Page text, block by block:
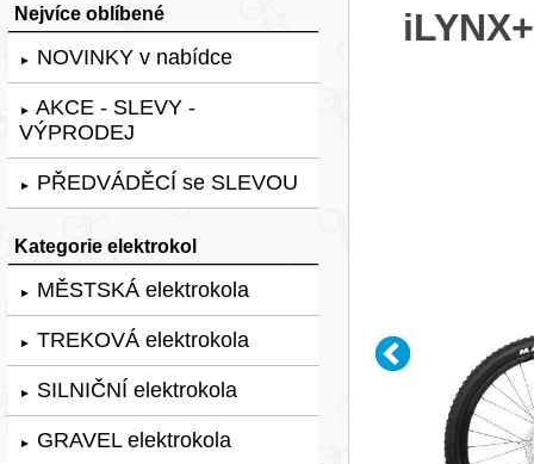
Nejvíce oblíbené
► NOVINKY v nabídce
► AKCE - SLEVY -
VÝPRODEJ
► PŘEDVÁDĚCÍ se SLEVOU
Kategorie elektrokol
► MĚSTSKÁ elektrokola
► TREKOVÁ elektrokola
► SILNIČNÍ elektrokola
► GRAVEL elektrokola